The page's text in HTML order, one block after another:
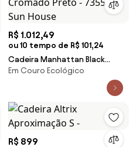
R$ 1.012,49
ou 10 tempo de R$ 101,24
Cadeira Manhattan Black
Diretor Caramelo Base Aço
Cromado Preto - 73557 Sun
Em Couro Ecológico
R$ 899